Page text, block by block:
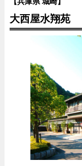
大西屋水翔苑